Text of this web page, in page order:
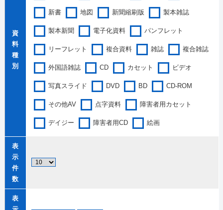
資
料
種
別
新書 地図 新聞縮刷版 製本雑誌
製本新聞 電子化資料 パンフレット
リーフレット 複合資料 雑誌 複合雑誌
外国語雑誌 CD カセット ビデオ
写真スライド DVD BD CD-ROM
その他AV 点字資料 障害者用カセット
デイジー 障害者用CD 絵画
表
示
件
数
表